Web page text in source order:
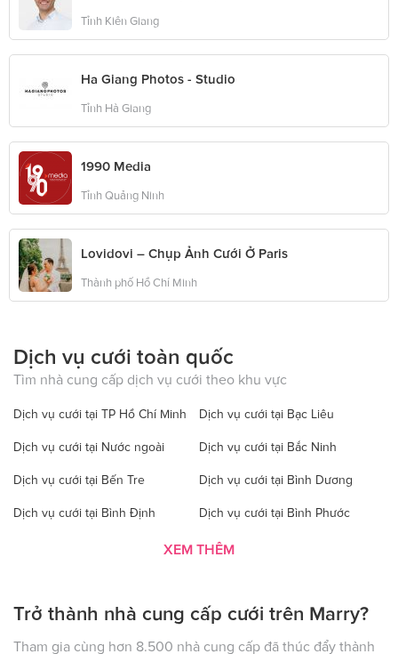
Tỉnh Kiên Giang
Ha Giang Photos - Studio
Tỉnh Hà Giang
1990 Media
Tỉnh Quảng Ninh
Lovidovi – Chụp Ảnh Cưới Ở Paris
Thành phố Hồ Chí Minh
Dịch vụ cưới toàn quốc
Tìm nhà cung cấp dịch vụ cưới theo khu vực
Dịch vụ cưới tại TP Hồ Chí Minh Dịch vụ cưới tại Bạc Liêu
Dịch vụ cưới tại Nước ngoài Dịch vụ cưới tại Bắc Ninh
Dịch vụ cưới tại Bến Tre Dịch vụ cưới tại Bình Dương
Dịch vụ cưới tại Bình Định Dịch vụ cưới tại Bình Phước
Dịch vụ cưới tại Bình Thuận Dịch vụ cưới tại Cà Mau
Dịch vụ cưới tại Hà Nội Dịch vụ cưới tại Đăk Nông
Dịch vụ cưới tại Điện Biên Dịch vụ cưới tại Đồng Nai
XEM THÊM
Trở thành nhà cung cấp cưới trên Marry?
Tham gia cùng hơn 8.500 nhà cung cấp đã thúc đẩy thành